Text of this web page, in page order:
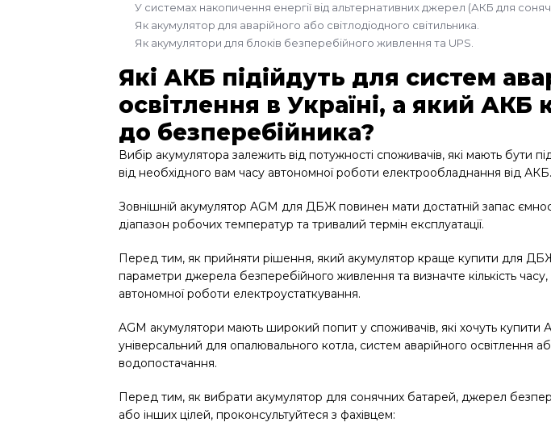
У системах накопичення енергії від альтернативних джерел (АКБ для
Як акумулятор для аварійного або світлодіодного світильника.
Як акумулятори для блоків безперебійного живлення та UPS.
Які АКБ підійдуть для систем
освітлення в Україні, а який АКБ
до безперебійника?
Вибір акумулятора залежить від потужності споживачів, які мають бути
від необхідного вам часу автономної роботи електрообладнання від АКБ.
Зовнішній акумулятор AGM для ДБЖ повинен мати достатній запас
діапазон робочих температур та тривалий термін експлуатації.
Перед тим, як прийняти рішення, який акумулятор краще купити для
параметри джерела безперебійного живлення та визначте кількість
автономної роботи електроустаткування.
AGM акумулятори мають широкий попит у споживачів, які хочуть купити
універсальний для опалювального котла, систем аварійного освітлення
водопостачання.
Перед тим, як вибрати акумулятор для сонячних батарей, джерел
або інших цілей, проконсультуйтеся з фахівцем: